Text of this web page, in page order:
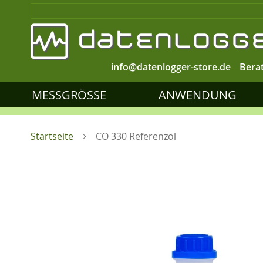
info@datenlogger-store.de
MESSGRÖSSE ANWENDUNG
Startseite CO 330 Referenzöl